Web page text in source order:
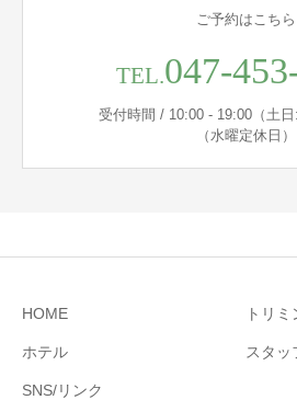
ご予約はこちら
TEL.047-
受付時間 / 10:00 - 19:00（土日
（水曜定休日）
HOME トリミ
ホテル スタッ
SNS/リンク